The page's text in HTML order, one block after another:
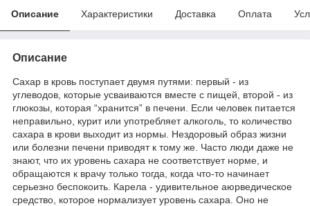
Описание Характеристики Доставка Оплата
Описание
Сахар в кровь поступает двумя путями: первый - из
углеводов, которые усваиваются вместе с пищей, второй - из
глюкозы, которая “хранится” в печени. Если человек питается
неправильно, курит или употребляет алкоголь, то количество
сахара в крови выходит из нормы. Нездоровый образ жизни
или болезни печени приводят к тому же. Часто люди даже не
знают, что их уровень сахара не соответствует норме, и
обращаются к врачу только тогда, когда что-то начинает
серьезно беспокоить. Карела - удивительное аюрведическое
средство, которое нормализует уровень сахара. Оно не